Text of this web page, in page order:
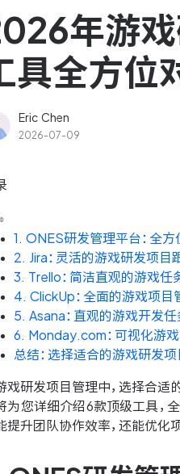
增长 助力车
年游戏
具全方位
Eric Chen
2026-07-09
1. ONES研发管理平台：全
2. Jira：灵活的游戏研发项目
3. Trello：简洁直观的游戏任
4. ClickUp：全面的游戏项目
5. Asana：直观的游戏开发
6. Monday.com：可视化游
总结：选择适合的游戏研发
戏研发项目管理中，选择合适
为您详细介绍6款顶级工具，
提升团队协作效率，还能优化